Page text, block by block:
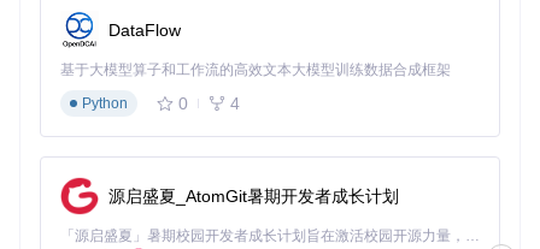
烈的温度波动。
PID参数自整定流程：
操作命令
预期效果
PID_CALIBRATE HEATER=ext
ruder TARGET=380
目标温度380°C
SAVE_CONFIG
件
温度梯度曲线配置示例：
DataFlow
基于大模型算子和工作流的高效文本大模型训练数据合成框架
Python
0 4
源启盛夏_AtomGit暑期开发者成长计划
「源启盛夏」暑期校园开发者成长计划旨在激活校园开源力量，通过积分激励、认证扶持、资源倾斜等形式，引导高校组织和开发者完成「入驻 — 建项目 — 做贡献 — 获认证 — 得资源」的完整闭环。无论你是想带领社团入驻平台的组织者，还是希望用代码贡献证明自己的开发者，都能在这里找到属于你的成长路径。